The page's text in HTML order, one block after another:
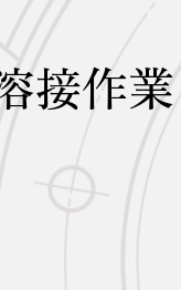
接作業